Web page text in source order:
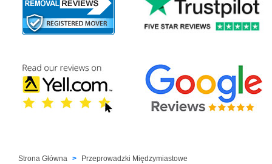
Strona Główna
Przeprowadzki Międzymiastowe